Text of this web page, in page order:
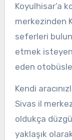
Koyulhisar’a
merkezinden
seferleri
etmek
eden
Kendi
Sivas il
oldukça
yaklaşık